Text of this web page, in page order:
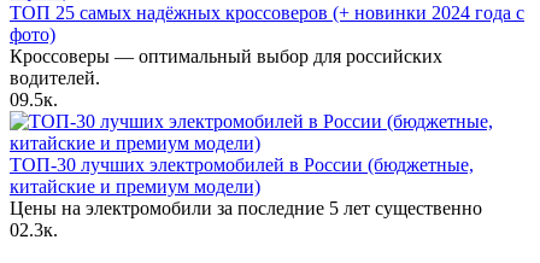
ТОП 25 самых надёжных кроссоверов (+ новинки 2024 года с
фото)
Кроссоверы — оптимальный выбор для российских
водителей.
09.5к.
ТОП-30 лучших электромобилей в России (бюджетные,
китайские и премиум модели)
Цены на электромобили за последние 5 лет существенно
02.3к.